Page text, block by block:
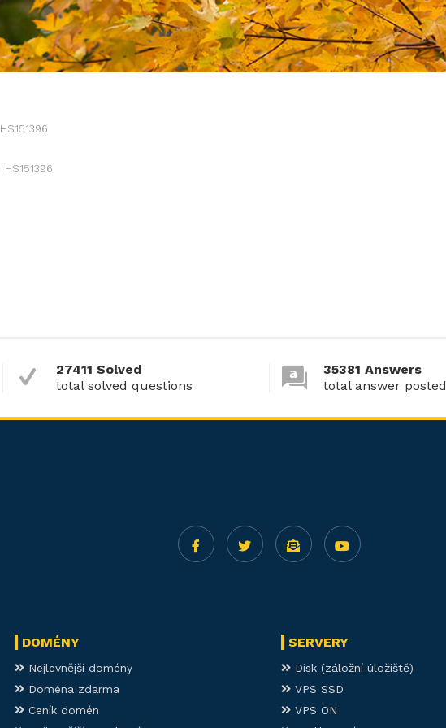
HS151396
HS151396
27411 Solved
total solved questions
35381 Answers
total answer posted
DOMÉNY
Nejlevnější domény
Doména zdarma
Ceník domén
SERVERY
Disk (záložní úložiště)
VPS SSD
VPS ON